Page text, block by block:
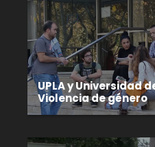
UPLA y Universidad
Violencia de género